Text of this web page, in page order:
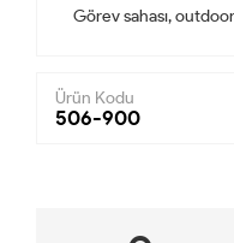
Görev sahası,
Ürün Kodu
506-900